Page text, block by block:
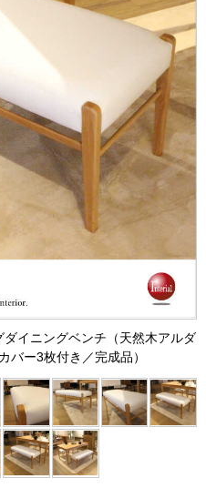
イニングベンチ（天然木アルダ
バー3枚付き／完成品）